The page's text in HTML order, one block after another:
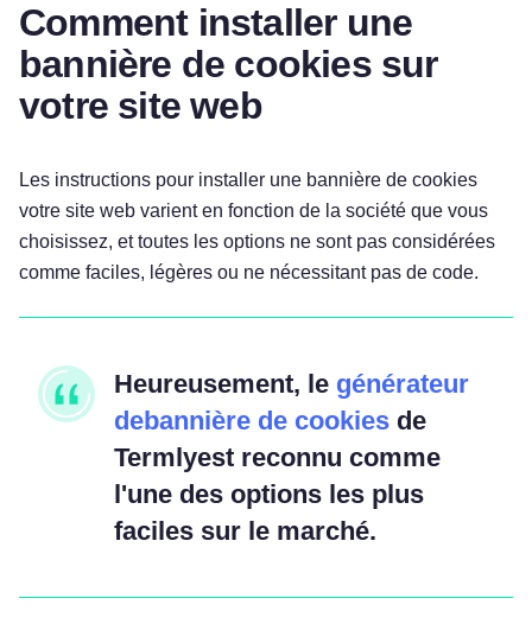
Comment installer une
bannière de cookies sur
votre site web
Les instructions pour installer une bannière de cookies
votre site web varient en fonction de la société que vous
choisissez, et toutes les options ne sont pas considérées
comme faciles, légères ou ne nécessitant pas de code.
Heureusement, le générateur
debannière de cookies de
Termlyest reconnu comme
l'une des options les plus
faciles sur le marché.